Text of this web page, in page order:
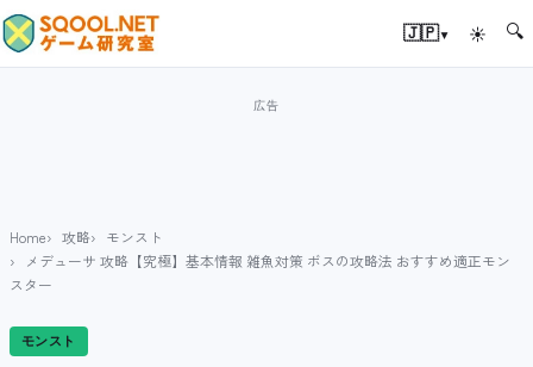
🇯🇵▾ ☀ 🔍
Home 攻略
モンスト
メデューサ 攻略【究極】基本情報 雑魚対策 ボスの攻略法 おすすめ適正モン
スター
モンスト